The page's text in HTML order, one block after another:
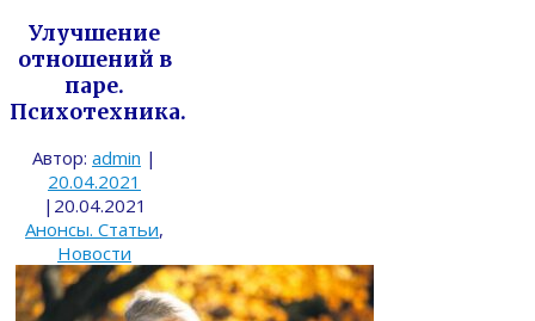
Улучшение
отношений в
паре.
Психотехника.
Автор: admin |
20.04.2021
| 20.04.2021
Анонсы. Статьи,
Новости